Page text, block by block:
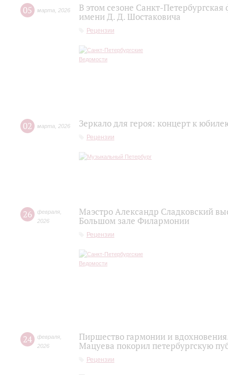
05 марта 2026
В этом сезоне Санкт-
имени Д. Д. Шостаковича
Рецензии
02 марта 2026 Зеркало для героя: концерт к
Рецензии
26 февраля
2026
Маэстро Александр Сладковский
Большом зале Филармонии
Рецензии
24 февраля
2026
Пиршество гармонии и
Мацуева покорил петербургскую
Рецензии